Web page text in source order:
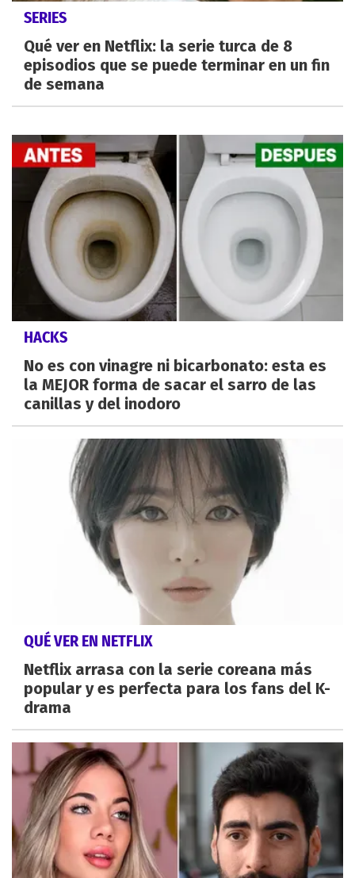
SERIES
Qué ver en Netflix: la serie turca de 8
episodios que se puede terminar en un fin
de semana
HACKS
No es con vinagre ni bicarbonato: esta es
la MEJOR forma de sacar el sarro de las
canillas y del inodoro
QUÉ VER EN NETFLIX
Netflix arrasa con la serie coreana más
popular y es perfecta para los fans del K-
drama